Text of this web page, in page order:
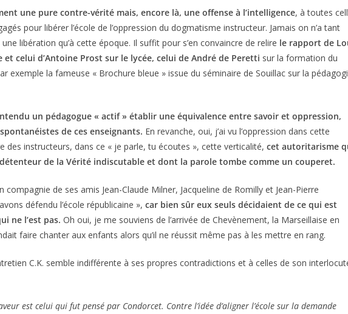
une pure contre-vérité mais, encore là, une offense à l’intelligence, à toutes
pour libérer l’école de l’oppression du dogmatisme instructeur. Jamais on n’a tant
libération qu’à cette époque. Il suffit pour s’en convaincre de relire le rapport de
et celui d’Antoine Prost sur le lycée, celui de André de Peretti sur la formation du
exemple la fameuse « Brochure bleue » issue du séminaire de Souillac sur la
un pédagogue « actif » établir une équivalence entre savoir et oppression,
de ces enseignants. En revanche, oui, j’ai vu l’oppression dans cette
des instructeurs, dans ce « je parle, tu écoutes », cette verticalité, cet autoritarisme
détenteur de la Vérité indiscutable et dont la parole tombe comme un couperet.
compagnie de ses amis Jean-Claude Milner, Jacqueline de Romilly et Jean-Pierre
défendu l’école républicaine », car bien sûr eux seuls décidaient de ce qui est
ne l’est pas. Oh oui, je me souviens de l’arrivée de Chevènement, la Marseillaise en
faire chanter aux enfants alors qu’il ne réussit même pas à les mettre en rang.
C.K. semble indifférente à ses propres contradictions et à celles de son
est celui qui fut pensé par Condorcet. Contre l’idée d’aligner l’école sur la demande